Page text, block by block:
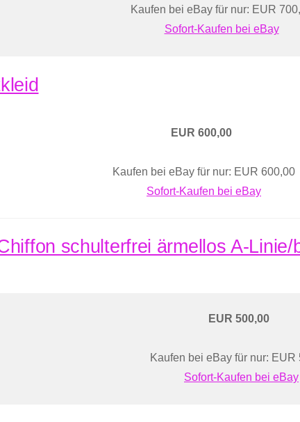
Kaufen bei eBay für nur: EUR
Sofort-Kaufen bei eBay
EUR 600,00
Kaufen bei eBay für nur: EUR 600,00
Sofort-Kaufen bei eBay
schulterfrei ärmellos A-Linie/
EUR 500,00
Kaufen bei eBay für nur: EUR
Sofort-Kaufen bei eBay